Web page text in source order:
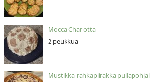
Mocca Charlotta
2 peukkua
Mustikka-rahkapiirakka